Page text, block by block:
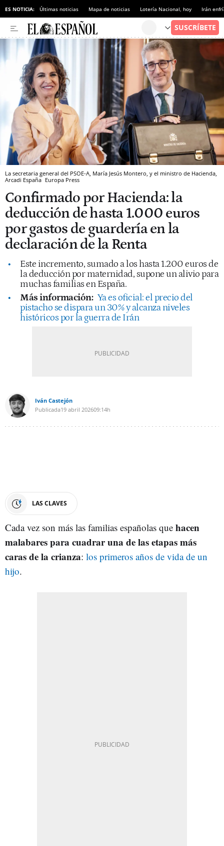
ES NOTICIA: Últimas noticias Mapa de noticias Lotería Nacional, hoy Irán
La secretaria general del PSOE-A, María Jesús Montero, y el ministro de Hacienda,
Arcadi España Europa Press
Confirmado por Hacienda: la
deducción de hasta 1.000 euros
por gastos de guardería en la
declaración de la Renta
Este incremento, sumado a los hasta 1.200 euros de
la deducción por maternidad, supone un alivio para
muchas familias en España.
Más información: Ya es oficial: el precio del
pistacho se dispara un 30% y alcanza niveles
históricos por la guerra de Irán
Iván Castejón
Publicada19 abril 202609:14h
LAS CLAVES
Cada vez son más las familias españolas que hacen
malabares para cuadrar una de las etapas más
caras de la crianza: los primeros años de vida de un
hijo.